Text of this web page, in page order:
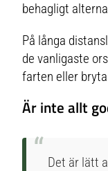
behagligt
På långa
de vanligaste
farten eller
Är inte allt
Det är lätt